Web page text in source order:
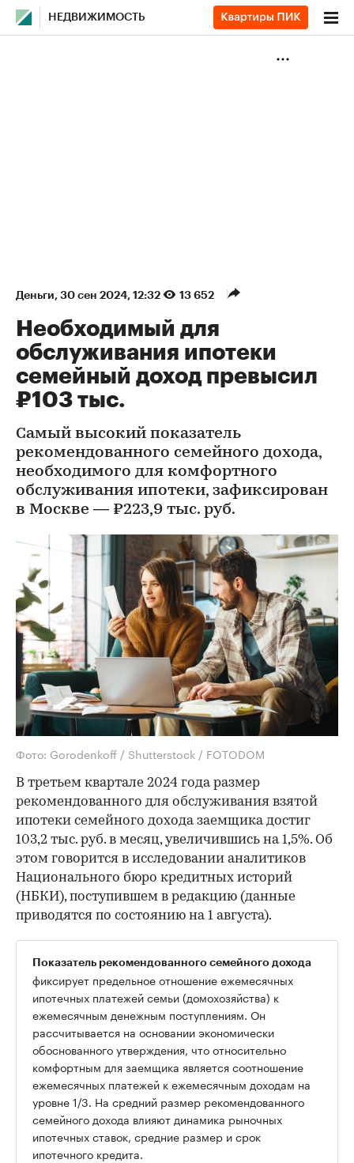
НЕДВИЖИМОСТЬ
Деньги⁠, 30 сен 2024, 12:32 13 652
Необходимый для
обслуживания ипотеки
семейный доход превысил
₽103 тыс.
Самый высокий показатель
рекомендованного семейного дохода,
необходимого для комфортного
обслуживания ипотеки, зафиксирован
в Москве — ₽223,9 тыс. руб.
Фото: Gorodenkoff / Shutterstock / FOTODOM
В третьем квартале 2024 года размер
рекомендованного для обслуживания взятой
ипотеки семейного дохода заемщика достиг
103,2 тыс. руб. в месяц, увеличившись на 1,5%. Об
этом говорится в исследовании аналитиков
Национального бюро кредитных историй
(НБКИ), поступившем в редакцию (данные
приводятся по состоянию на 1 августа).
Показатель рекомендованного семейного дохода
фиксирует предельное отношение ежемесячных
ипотечных платежей семьи (домохозяйства) к
ежемесячным денежным поступлениям. Он
рассчитывается на основании экономически
обоснованного утверждения, что относительно
комфортным для заемщика является соотношение
ежемесячных платежей к ежемесячным доходам на
уровне 1/3. На средний размер рекомендованного
семейного дохода влияют динамика рыночных
ипотечных ставок, средние размер и срок
ипотечного кредита.